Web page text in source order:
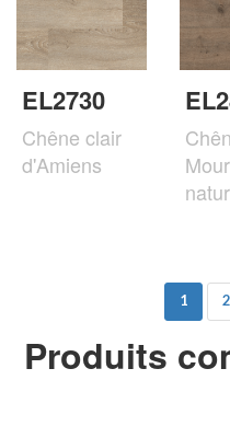
EL2730
Chêne clair
d'Amiens
1 2
Produits